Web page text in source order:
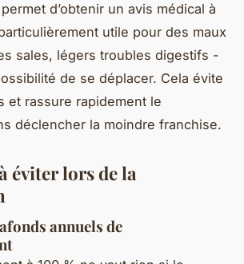
d’obtenir un avis médical à
utile pour des maux
sales, légers troubles digestifs -
de se déplacer. Cela évite
et rassure rapidement le
déclencher la moindre franchise.
éviter lors de la
annuels de